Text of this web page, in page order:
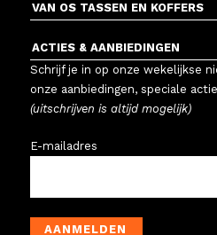
VAN OS TASSEN EN KOFFERS
ACTIES & AANBIEDINGEN
Schrijf je in op onze wekelijkse
onze aanbiedingen, speciale
(uitschrijven is altijd mogelijk)
E-mailadres
AANMELDEN